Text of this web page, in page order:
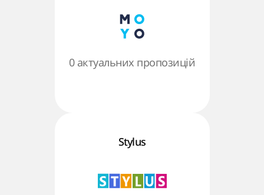
0 актуальних пропозицій
Stylus